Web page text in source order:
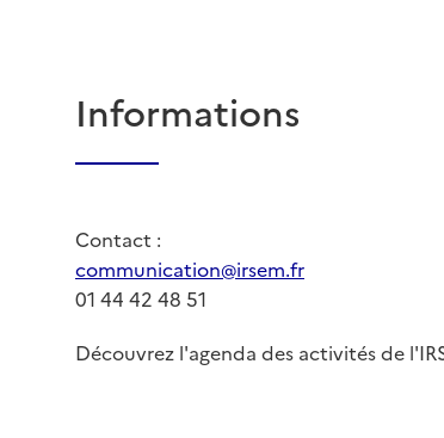
Informations
Contact :
communication@irsem.fr
01 44 42 48 51
Découvrez l'agenda des activités de